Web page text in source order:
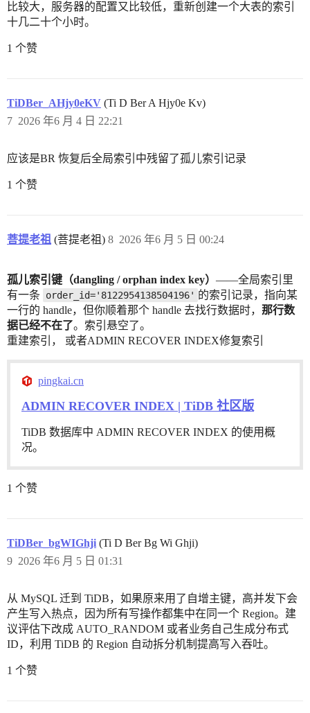
比较大，服务器的配置又比较低，重新创建一个大表的索引
十几二十个小时。
1 个赞
TiDBer_AHjy0eKV (Ti D Ber A Hjy0e Kv)
2026 年6 月 4 日 22:21
7
应该是BR 恢复后全局索引中残留了孤儿索引记录
1 个赞
菩提老祖 (菩提老祖) 2026 年6 月 5 日 00:24
8
孤儿索引键（dangling / orphan index key） ——全局索引里
有一条
order_id='8122954138504196' 的索引记录，指向某
一行的 handle，但你顺着那个 handle 去找行数据时， 那行数
据已经不在了。索引悬空了。
重建索引， 或者ADMIN RECOVER INDEX修复索引
pingkai.cn
ADMIN RECOVER INDEX | TiDB 社区版
TiDB 数据库中 ADMIN RECOVER INDEX 的使用概
况。
1 个赞
TiDBer_bgWIGhji (Ti D Ber Bg Wi Ghji)
2026 年6 月 5 日 01:31
9
从 MySQL 迁到 TiDB，如果原来用了自增主键，高并发下会
产生写入热点，因为所有写操作都集中在同一个 Region。建
议评估下改成 AUTO_RANDOM 或者业务自己生成分布式
ID，利用 TiDB 的 Region 自动拆分机制提高写入吞吐。
1 个赞